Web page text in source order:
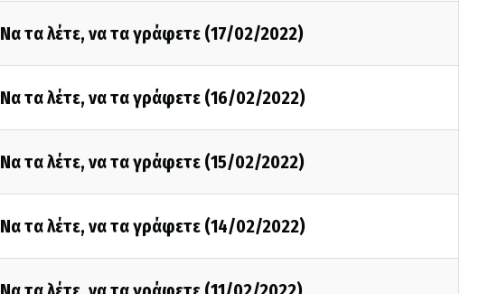
Να τα λέτε, να τα γράφετε (17/02/2022)
Να τα λέτε, να τα γράφετε (16/02/2022)
Να τα λέτε, να τα γράφετε (15/02/2022)
Να τα λέτε, να τα γράφετε (14/02/2022)